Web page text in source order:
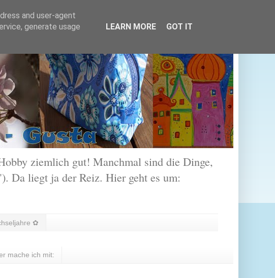
ziemlich gut! Manchmal sind die Dinge,
Da liegt ja der Reiz. Hier geht es um:
✿
mache ich mit:
and user-agent
generate usage
LEARN MORE GOT IT